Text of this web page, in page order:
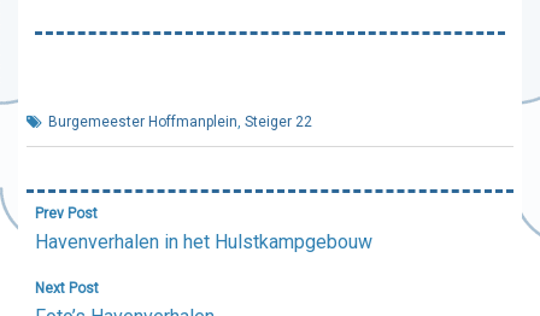
Burgemeester Hoffmanplein, Steiger 22
Bericht
navigatie
Prev Post
Havenverhalen in het Hulstkampgebouw
Next Post